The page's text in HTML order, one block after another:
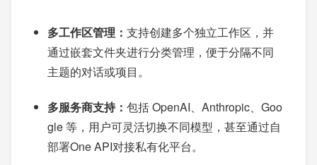
多工作区管理： 支持创建多个独立工作区，并
通过嵌套文件夹进行分类管理，便于分隔不同
主题的对话或项目。
多服务商支持： 包括 OpenAI、Anthropic、Goo
gle 等，用户可灵活切换不同模型，甚至通过自
部署One API对接私有化平台。